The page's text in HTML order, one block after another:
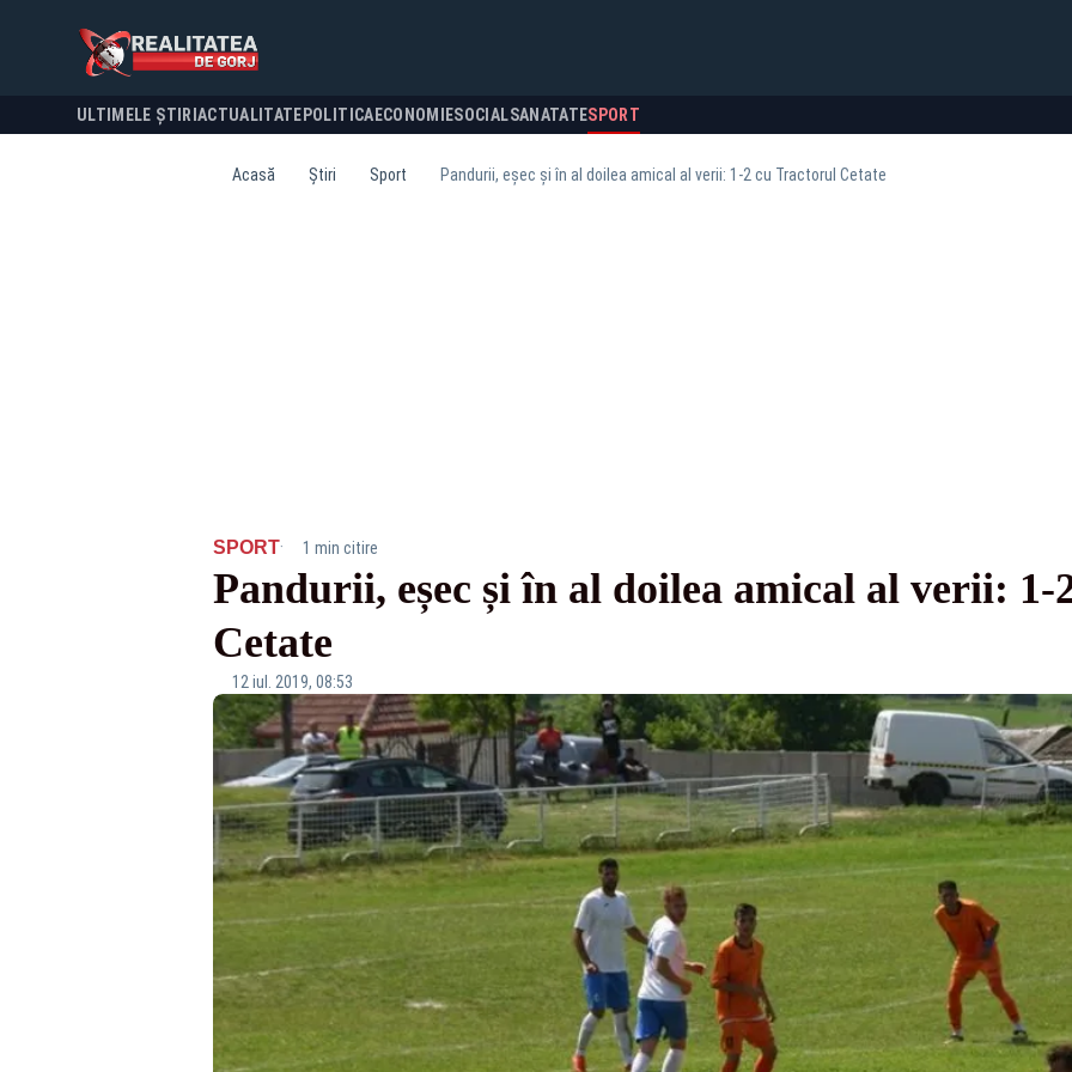
ULTIMELE ȘTIRI ACTUALITATE POLITICA ECONOMIESOCIALSANATATESPORT
Acasă Știri Sport Pandurii, eșec și în al doilea amical al verii: 1-2 cu Tractorul Cetate
SPORT· 1 min citire
Pandurii, eșec și în al doilea amical al verii:
Cetate
12 iul. 2019, 08:53